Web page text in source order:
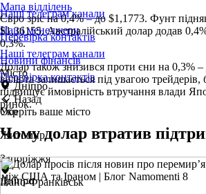
Наші телеграм канали
Перевірка контактів
Новини фінансів
Місто
Дніпро
Назад
Оберіть ваше місто
Житомир
Запоріжжя
Івано-Франківськ
Мапа відділень
Наші менеджери
Наші телеграм канали
Перевірка контактів
Укр
Дніпро
Євро зріс на 0,4% – до $1,1773. Фунт
$1,36155. Австралійський долар додав
0,3%.
Долар також знизився проти єни на 0,3%
валюта залишається під увагою трейдерів,
підвищує ймовірність втручання влади
ринок.
Чому долар втратив